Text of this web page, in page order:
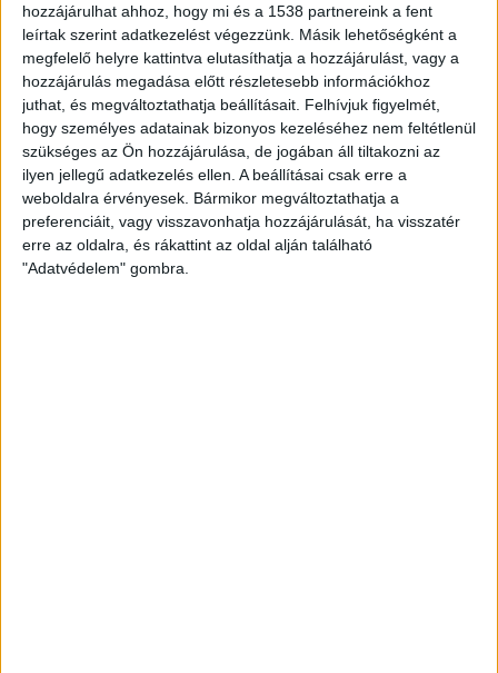
hozzájárulhat ahhoz, hogy mi és a 1538 partnereink a fent
leírtak szerint adatkezelést végezzünk. Másik lehetőségként a
megfelelő helyre kattintva elutasíthatja a hozzájárulást, vagy a
hozzájárulás megadása előtt részletesebb információkhoz
juthat, és megváltoztathatja beállításait. Felhívjuk figyelmét,
hogy személyes adatainak bizonyos kezeléséhez nem feltétlenül
szükséges az Ön hozzájárulása, de jogában áll tiltakozni az
ilyen jellegű adatkezelés ellen. A beállításai csak erre a
weboldalra érvényesek. Bármikor megváltoztathatja a
preferenciáit, vagy visszavonhatja hozzájárulását, ha visszatér
erre az oldalra, és rákattint az oldal alján található
"Adatvédelem" gombra.
Kilencmillió alatt indul a legolcsóbb elektromos
Volkswagen